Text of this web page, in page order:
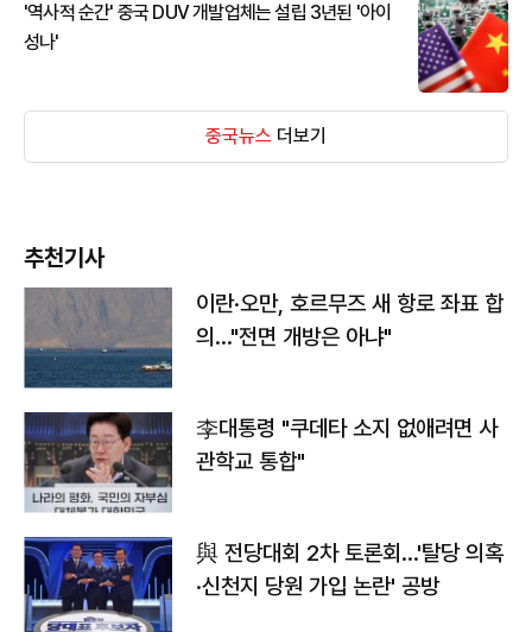
'역사적 순간' 중국 DUV 개발업체는 설립 3년된 '아이
성나'
중국뉴스 더보기
추천기사
이란·오만, 호르무즈 새 항로 좌표 합
의…"전면 개방은 아냐"
李대통령 "쿠데타 소지 없애려면 사
관학교 통합"
與 전당대회 2차 토론회…'탈당 의혹
·신천지 당원 가입 논란' 공방